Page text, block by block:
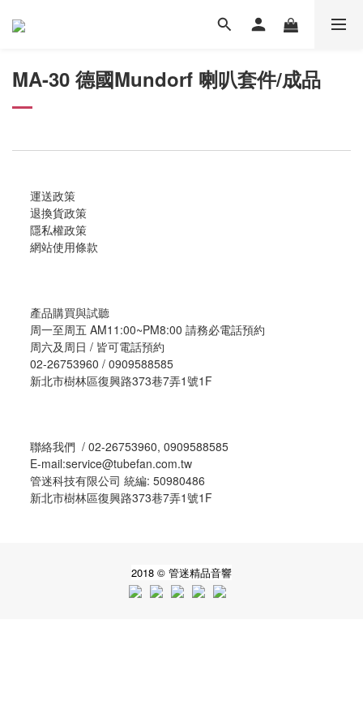
MA-30 德國Mundorf 喇叭套件/成品
運送政策
退換貨政策
隱私權政策
網站使用條款
產品購買與試聽
周一至周五 AM11:00~PM8:00 請務必電話預約
周六及周日 / 皆可電話預約
02-26753960 / 0909588585
新北市樹林區復興路373巷7弄1號1F
聯絡我們 / 02-26753960, 0909588585
E-mail:service@tubefan.com.tw
管迷科技有限公司 統編: 50980486
新北市樹林區復興路373巷7弄1號1F
2018 © 管迷精品音響